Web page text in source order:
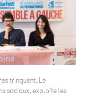
trinquent. Le
sociaux, exploite les